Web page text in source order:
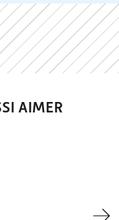
AIMER